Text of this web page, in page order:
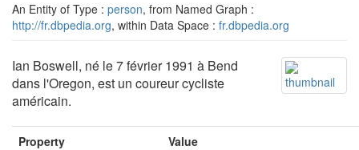
An Entity of Type : person, from Named Graph :
http://fr.dbpedia.org, within Data Space : fr.dbpedia.org
Ian Boswell, né le 7 février 1991 à Bend
dans l'Oregon, est un coureur cycliste
américain.
Property Value